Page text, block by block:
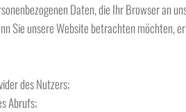
Daten, die Ihr Browser an
Sie unsere Website betrachten möchten,
des Nutzers;
Abrufs;